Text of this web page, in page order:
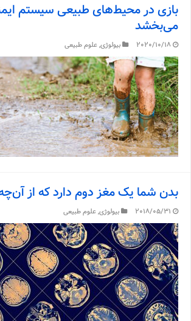
بازی در محیط‌های طبیعی سیستم
می‌بخشد
2020/10/18 بیولوژی,علوم طبیعی
بدن شما یک مغز دوم دارد که از
2018/05/31 بیولوژی,علوم طبیعی